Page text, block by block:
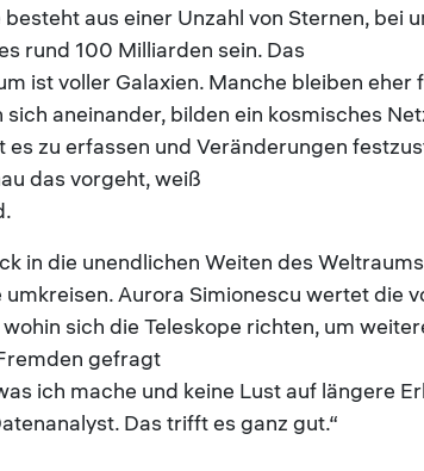
besteht aus einer Unzahl von Sternen, bei
rund 100 Milliarden sein. Das
ist voller Galaxien. Manche bleiben
sich aneinander, bilden ein kosmisches
es zu erfassen und Veränderungen
das vorgeht, weiß
in die unendlichen Weiten des
umkreisen. Aurora Simionescu wertet die
sich die Teleskope richten, um
gefragt
ich mache und keine Lust auf längere
Das trifft es ganz gut.“